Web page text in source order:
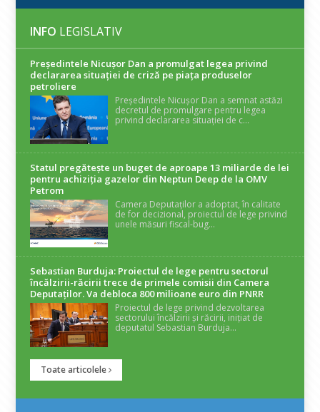
INFO LEGISLATIV
Președintele Nicuşor Dan a promulgat legea privind
declararea situaţiei de criză pe piaţa produselor
petroliere
Președintele Nicușor Dan a semnat astăzi
decretul de promulgare pentru legea
privind declararea situației de c...
Statul pregătește un buget de aproape 13 miliarde de lei
pentru achiziția gazelor din Neptun Deep de la OMV
Petrom
Camera Deputaților a adoptat, în calitate
de for decizional, proiectul de lege privind
unele măsuri fiscal-bug...
Sebastian Burduja: Proiectul de lege pentru sectorul
încălzirii-răcirii trece de primele comisii din Camera
Deputaților. Va debloca 800 milioane euro din PNRR
Proiectul de lege privind dezvoltarea
sectorului încălzirii și răcirii, inițiat de
deputatul Sebastian Burduja...
Toate articolele